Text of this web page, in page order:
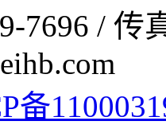
7696 / 传
备